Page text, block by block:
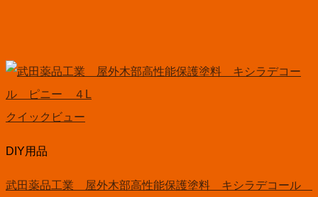
クイックビュー
DIY用品
武田薬品工業 屋外木部高性能保護塗料 キシラデコール